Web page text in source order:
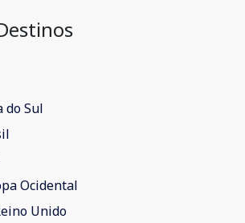
do Sul
Ocidental
Unido